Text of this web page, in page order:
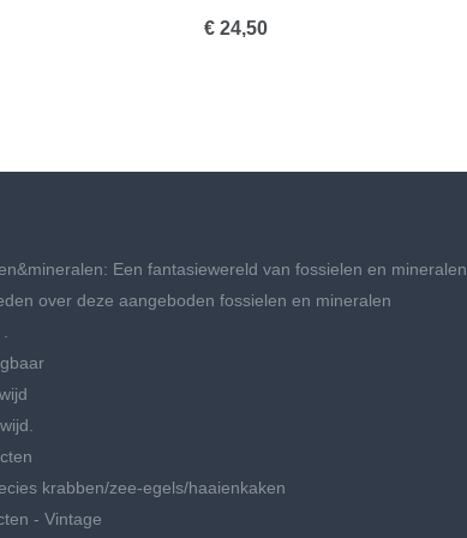
€ 24,50
Een fantasiewereld van fossielen en mineralen
over deze aangeboden fossielen en mineralen
krabben/zee-egels/haaienkaken
- Vintage